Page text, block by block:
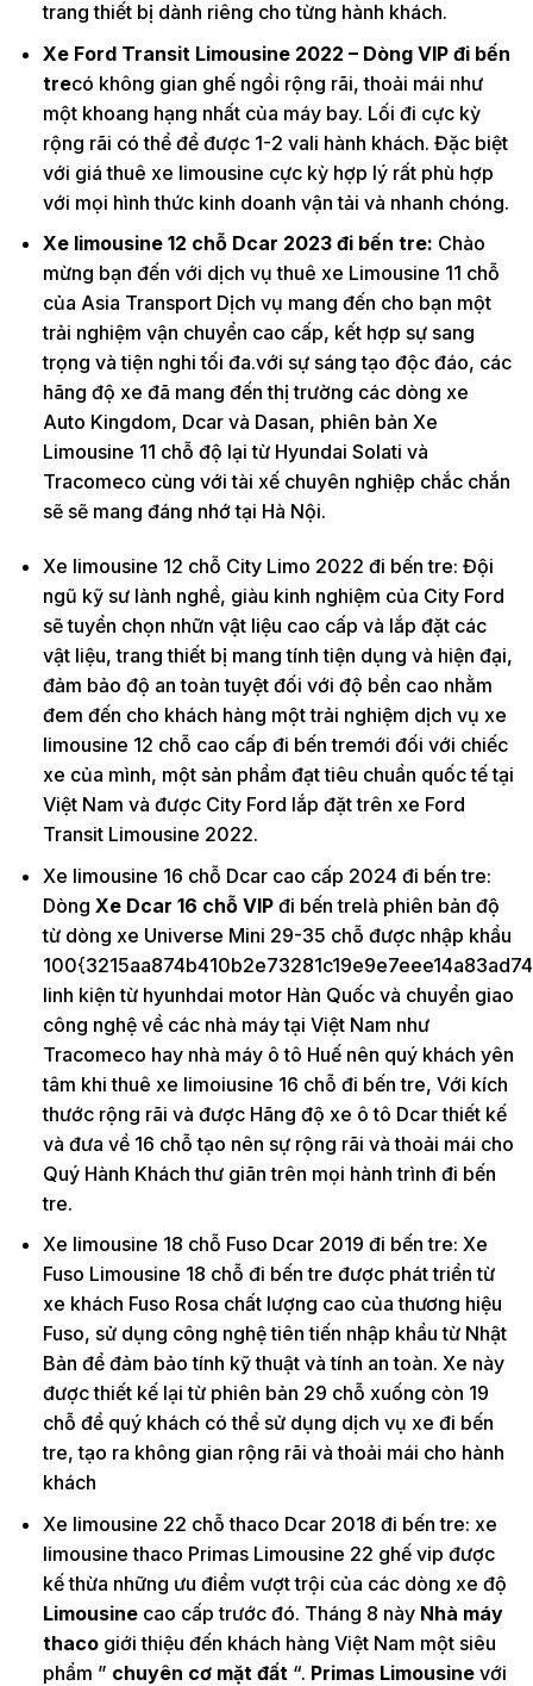
trang thiết bị dành riêng cho từng hành khách.
Xe Ford Transit Limousine 2022 – Dòng VIP đi bến
trecó không gian ghế ngồi rộng rãi, thoải mái như
một khoang hạng nhất của máy bay. Lối đi cực kỳ
rộng rãi có thể để được 1-2 vali hành khách. Đặc biệt
với giá thuê xe limousine cực kỳ hợp lý rất phù hợp
với mọi hình thức kinh doanh vận tải và nhanh chóng.
Xe limousine 12 chỗ Dcar 2023 đi bến tre: Chào
mừng bạn đến với dịch vụ thuê xe Limousine 11 chỗ
của Asia Transport Dịch vụ mang đến cho bạn một
trải nghiệm vận chuyển cao cấp, kết hợp sự sang
trọng và tiện nghi tối đa.với sự sáng tạo độc đáo, các
hãng độ xe đã mang đến thị trường các dòng xe
Auto Kingdom, Dcar và Dasan, phiên bản Xe
Limousine 11 chỗ độ lại từ Hyundai Solati và
Tracomeco cùng với tài xế chuyên nghiệp chắc chắn
sẽ sẽ mang đáng nhớ tại Hà Nội.
Xe limousine 12 chỗ City Limo 2022 đi bến tre: Đội
ngũ kỹ sư lành nghề, giàu kinh nghiệm của City Ford
sẽ tuyển chọn nhữn vật liệu cao cấp và lắp đặt các
vật liệu, trang thiết bị mang tính tiện dụng và hiện đại,
đảm bảo độ an toàn tuyệt đối với độ bền cao nhằm
đem đến cho khách hàng một trải nghiệm dịch vụ xe
limousine 12 chỗ cao cấp đi bến tremới đối với chiếc
xe của mình, một sản phẩm đạt tiêu chuẩn quốc tế tại
Việt Nam và được City Ford lắp đặt trên xe Ford
Transit Limousine 2022.
Xe limousine 16 chỗ Dcar cao cấp 2024 đi bến tre:
Dòng Xe Dcar 16 chỗ VIPđi bến trelà phiên bản độ
từ dòng xe Universe Mini 29-35 chỗ được nhập khẩu
linh kiện từ hyunhdai motor Hàn Quốc và chuyển giao
công nghệ về các nhà máy tại Việt Nam như
Tracomeco hay nhà máy ô tô Huế nên quý khách yên
tâm khi thuê xe limoiusine 16 chỗ đi bến tre, Với kích
thước rộng rãi và được Hãng độ xe ô tô Dcar thiết kế
và đưa về 16 chỗ tạo nên sự rộng rãi và thoải mái cho
Quý Hành Khách thư giãn trên mọi hành trình đi bến
tre.
Xe limousine 18 chỗ Fuso Dcar 2019 đi bến tre: Xe
Fuso Limousine 18 chỗ đi bến tre được phát triển từ
xe khách Fuso Rosa chất lượng cao của thương hiệu
Fuso, sử dụng công nghệ tiên tiến nhập khẩu từ Nhật
Bản để đảm bảo tính kỹ thuật và tính an toàn. Xe này
được thiết kế lại từ phiên bản 29 chỗ xuống còn 19
chỗ để quý khách có thể sử dụng dịch vụ xe đi bến
tre, tạo ra không gian rộng rãi và thoải mái cho hành
khách
Xe limousine 22 chỗ thaco Dcar 2018 đi bến tre: xe
limousine thaco Primas Limousine 22 ghế vip được
kế thừa những ưu điểm vượt trội của các dòng xe độ
Limousinecao cấp trước đó. Tháng 8 này Nhà máy
thacogiới thiệu đến khách hàng Việt Nam một siêu
phẩm ” chuyên cơ mặt đất “. Primas Limousinevới